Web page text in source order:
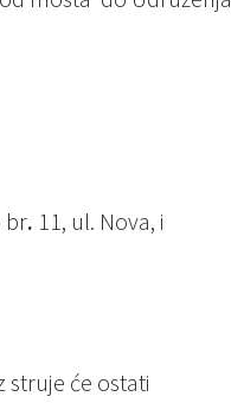
br. 11, ul. Nova, i
struje će ostati